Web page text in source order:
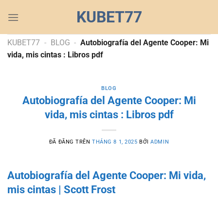
đến
dung
KUBET77
KUBET77 - BLOG - Autobiografía del Agente Cooper: Mi
vida, mis cintas : Libros pdf
BLOG
Autobiografía del Agente Cooper: Mi
vida, mis cintas : Libros pdf
ĐÃ ĐĂNG TRÊNTHÁNG 8 1, 2025 BỞIADMIN
Autobiografía del Agente Cooper: Mi vida,
mis cintas | Scott Frost